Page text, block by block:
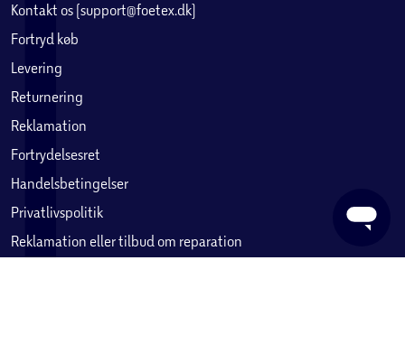
Kontakt os (support@foetex.dk)
Fortryd køb
Levering
Returnering
Reklamation
Fortrydelsesret
Handelsbetingelser
Privatlivspolitik
Reklamation eller tilbud om reparation